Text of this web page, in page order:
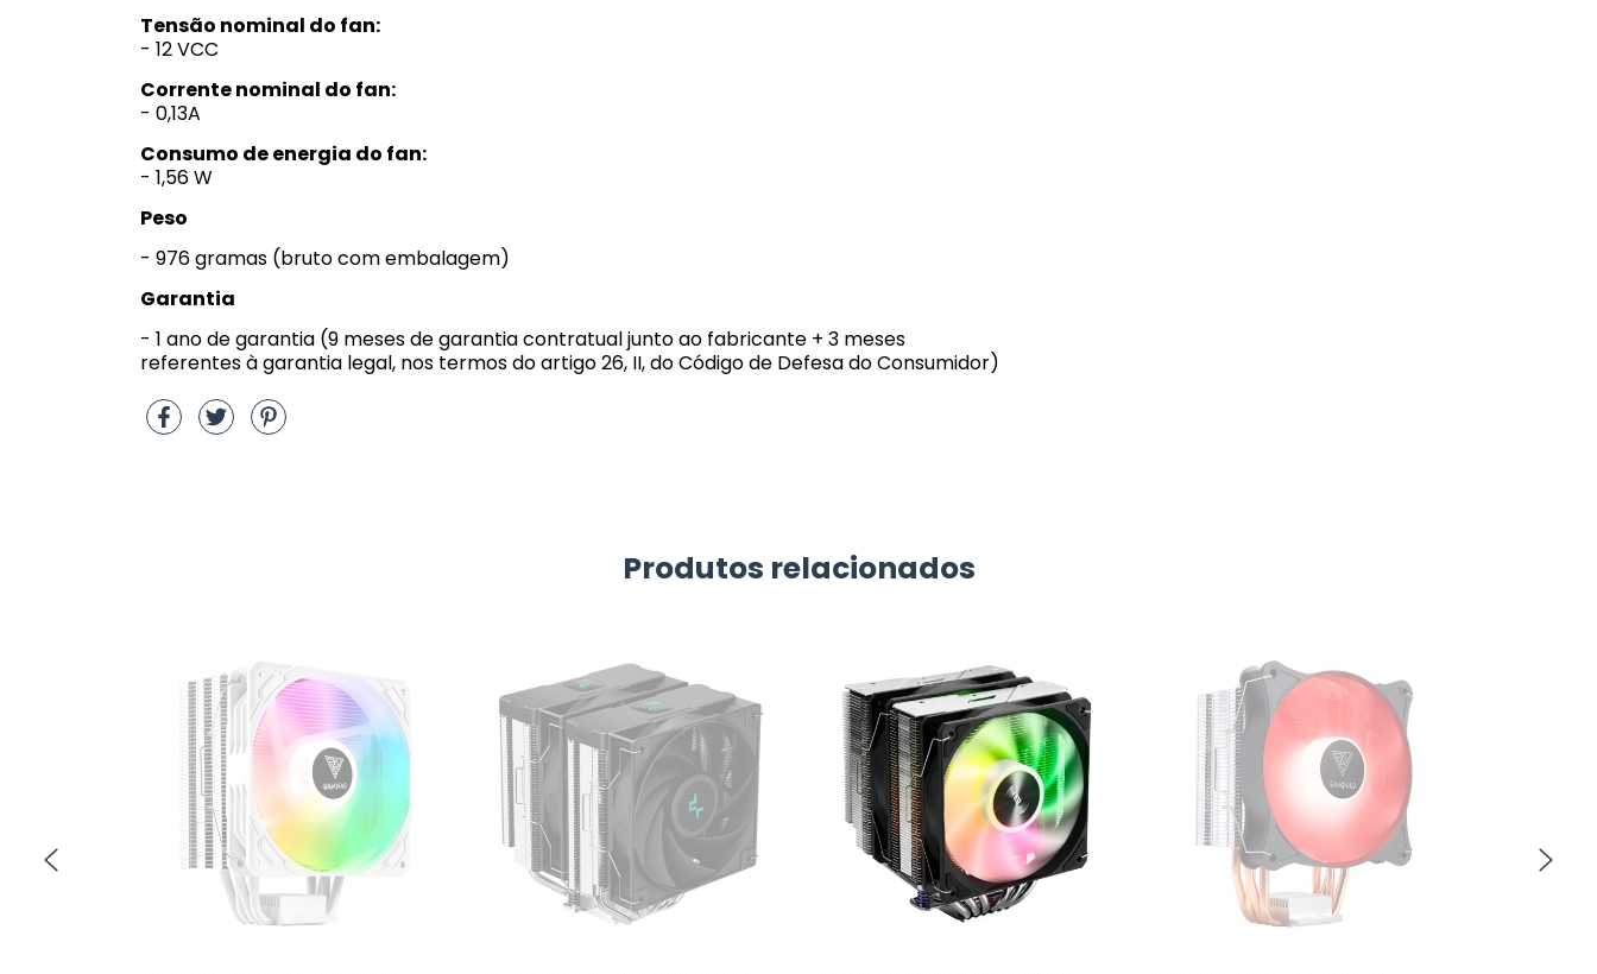
Tensão nominal do fan:
- 12 VCC
Corrente nominal do fan:
- 0,13A
Consumo de energia do fan:
- 1,56 W
Peso
- 976 gramas (bruto com embalagem)
Garantia
- 1 ano de garantia (9 meses de garantia contratual junto ao fabricante + 3 meses
referentes à garantia legal, nos termos do artigo 26, II, do Código de Defesa do Consumidor)
Produtos relacionados